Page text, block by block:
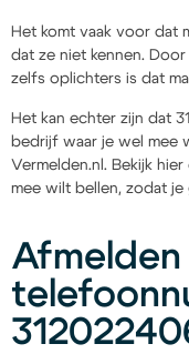
Het komt vaak voor dat
dat ze niet kennen.
zelfs oplichters is dat
Het kan echter zijn dat
bedrijf waar je wel mee
Vermelden.nl. Bekijk
mee wilt bellen, zodat je